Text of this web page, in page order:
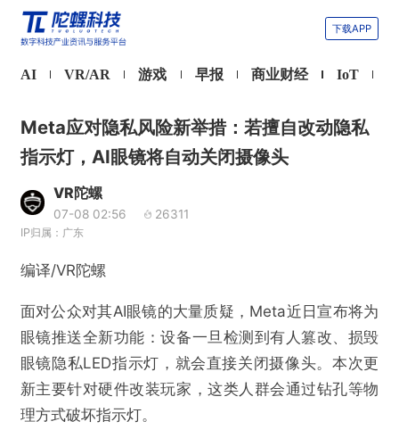
下载APP
AI VR/AR 游戏 早报 商业财经 IoT
Meta应对隐私风险新举措：若擅自改动隐私
指示灯，AI眼镜将自动关闭摄像头
VR陀螺
07-08 02:56 26311
IP归属：广东
编译/VR陀螺
面对公众对其AI眼镜的大量质疑，Meta近日宣布将为
眼镜推送全新功能：设备一旦检测到有人篡改、损毁
眼镜隐私LED指示灯，就会直接关闭摄像头。本次更
新主要针对硬件改装玩家，这类人群会通过钻孔等物
理方式破坏指示灯。